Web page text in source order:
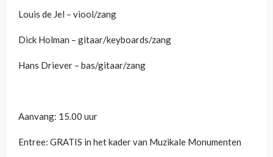
Louis de Jel – viool/zang
Dick Holman – gitaar/keyboards/zang
Hans Driever – bas/gitaar/zang
Aanvang: 15.00 uur
Entree: GRATIS in het kader van Muzikale Monumenten